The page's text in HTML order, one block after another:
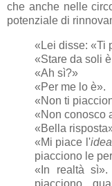
che anche nelle
potenziale di
«Lei disse: «Ti
«Stare da soli
«Ah sì?»
«Per me lo è».
«Non ti
«Non conosco
«Bella
«Mi piace l'idea
piacciono le
«In realtà
piacciono